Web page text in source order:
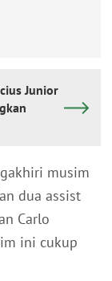
Junior
musim
dua assist
Carlo
ini cukup